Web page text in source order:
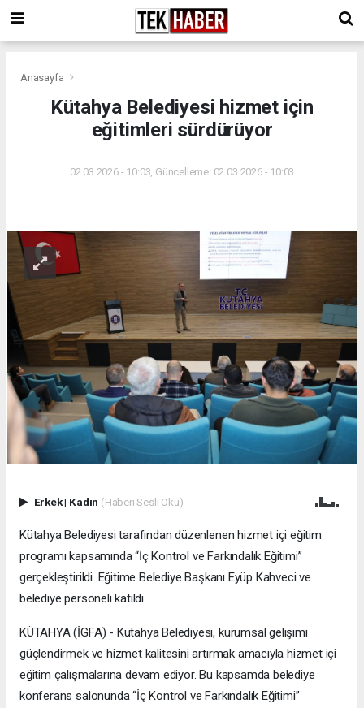
Anasayfa
Kütahya Belediyesi hizmet için
eğitimleri sürdürüyor
02.03.2026 - 10:03, Güncelleme: 02.03.2026 - 10:03
Erkek| Kadın (Haberi Sesli Oku)
Kütahya Belediyesi tarafından düzenlenen hizmet içi eğitim
programı kapsamında “İç Kontrol ve Farkındalık Eğitimi”
gerçekleştirildi. Eğitime Belediye Başkanı Eyüp Kahveci ve
belediye personeli katıldı.
KÜTAHYA (İGFA) - Kütahya Belediyesi, kurumsal gelişimi
güçlendirmek ve hizmet kalitesini artırmak amacıyla hizmet içi
eğitim çalışmalarına devam ediyor. Bu kapsamda belediye
konferans salonunda “İç Kontrol ve Farkındalık Eğitimi”